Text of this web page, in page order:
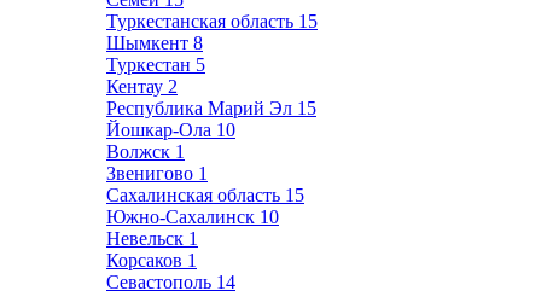
Туркестанская область 15
Шымкент 8
Туркестан 5
Кентау 2
Республика Марий Эл 15
Йошкар-Ола 10
Волжск 1
Звенигово 1
Сахалинская область 15
Южно-Сахалинск 10
Невельск 1
Корсаков 1
Севастополь 14